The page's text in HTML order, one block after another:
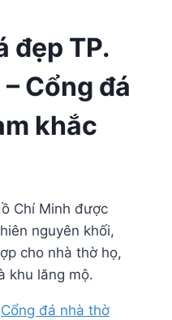
đẹp TP.
Cổng đá
khắc
Chí Minh được
nguyên khối,
cho nhà thờ họ,
khu lăng mộ.
Cổng đá nhà thờ